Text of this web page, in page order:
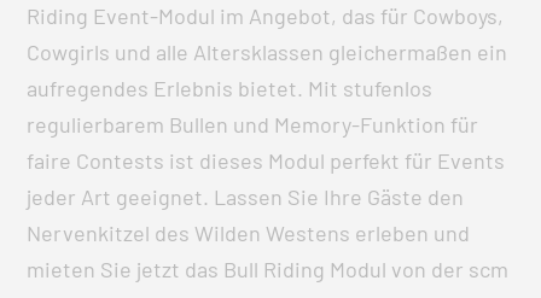
Riding Event-Modul im Angebot, das für Cowboys,
Cowgirls und alle Altersklassen gleichermaßen ein
aufregendes Erlebnis bietet. Mit stufenlos
regulierbarem Bullen und Memory-Funktion für
faire Contests ist dieses Modul perfekt für Events
jeder Art geeignet. Lassen Sie Ihre Gäste den
Nervenkitzel des Wilden Westens erleben und
mieten Sie jetzt das Bull Riding Modul von der scm